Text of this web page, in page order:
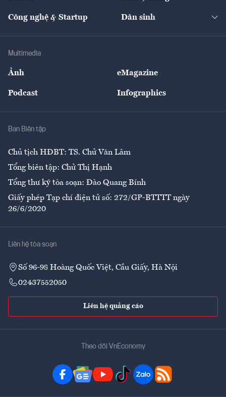
Tư vấn
Thị trường
Nông sản
Giải trí
Công nghệ & Startup Dân sinh
Multimedia
Ảnh eMagazine
Podcast Infographics
Ban Biên tập
Chủ tịch HĐBT: TS. Chử Văn Lâm
Tổng biên tập: Chử Thị Hạnh
Tổng thư ký tòa soạn: Đào Quang Bính
Giấy phép Tạp chí điện tử số: 272/GP-BTTTT ngày
26/6/2020
Liên hệ tòa soạn
Số 96-98 Hoàng Quốc Việt, Cầu Giấy, Hà Nội
02437552050
Liên hệ quảng cáo
Theo dõi VnEconomy